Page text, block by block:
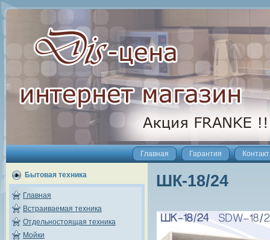
Главная Гарантия
Бытовая техника
Главная
Встраиваемая техника
Отдельностоящая техника
Мойки
ШК-18/24